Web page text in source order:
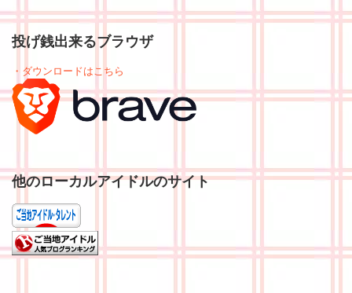
投げ銭出来るブラウザ
・ダウンロードはこちら
他のローカルアイドルのサイト